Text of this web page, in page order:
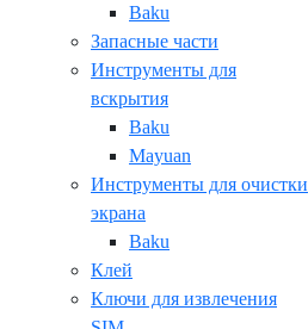
Baku
Запасные части
Инструменты для
вскрытия
Baku
Mayuan
Инструменты для очистки
экрана
Baku
Клей
Ключи для извлечения